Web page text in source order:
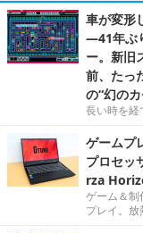
車が変形
―41年ぶ
ー。新旧
前、たっ
の“幻の
長い時を経
ゲームプ
プロセッ
rza
ゲーム＆制
プレイ。放